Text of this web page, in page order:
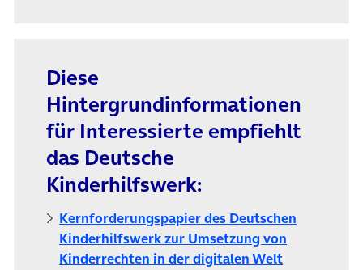
Diese
Hintergrundinformationen
für Interessierte empfiehlt
das Deutsche
Kinderhilfswerk:
Kernforderungspapier des Deutschen
Kinderhilfswerk zur Umsetzung von
Kinderrechten in der digitalen Welt(öffnet in